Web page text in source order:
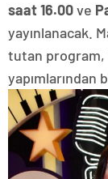
saat 16.00ve
yayınlanacak.
tutan program,
yapımlarından